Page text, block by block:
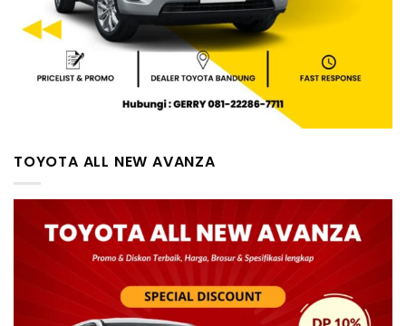
TOYOTA ALL NEW AVANZA